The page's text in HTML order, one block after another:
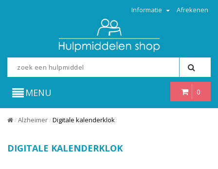
Informatie Afrekenen
0
MENU
/ Alzheimer / Digitale kalenderklok
DIGITALE KALENDERKLOK